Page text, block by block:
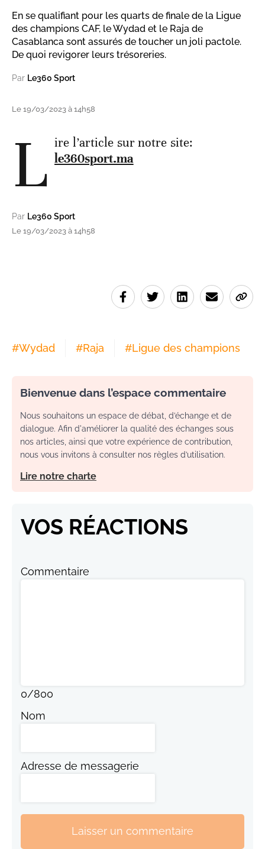
En se qualifiant pour les quarts de finale de la Ligue
des champions CAF, le Wydad et le Raja de
Casablanca sont assurés de toucher un joli pactole.
De quoi revigorer leurs trésoreries.
Par Le360 Sport
Le 19/03/2023 à 14h58
L ire l’article sur notre site:
le360sport.ma
Par Le360 Sport
Le 19/03/2023 à 14h58
#Wydad #Raja #Ligue des champions
Bienvenue dans l’espace commentaire
Nous souhaitons un espace de débat, d’échange et de
dialogue. Afin d'améliorer la qualité des échanges sous
nos articles, ainsi que votre expérience de contribution,
nous vous invitons à consulter nos règles d’utilisation.
Lire notre charte
VOS RÉACTIONS
Commentaire
0/800
Nom
Adresse de messagerie
Laisser un commentaire